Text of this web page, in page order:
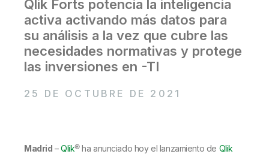
Incorporación
Documentación de productos
Sala de prensa
Oficinas internacionales
Qlik
Talend
Qlik Forts potencia la inteligencia
activa activando más datos para
su análisis a la vez que cubre las
necesidades normativas y protege
las inversiones en -TI
25 DE OCTUBRE DE 2021
Madrid –Qlik® ha anunciado hoy el lanzamiento de Qlik